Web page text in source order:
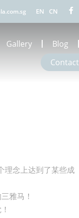
EN CN
Gallery
Blog
Contact
理念上达到了某些成
雅马！